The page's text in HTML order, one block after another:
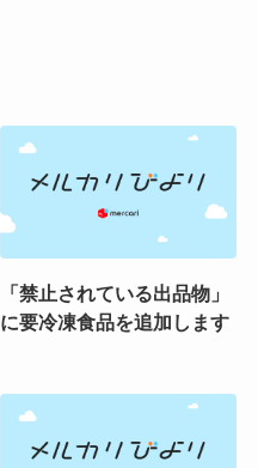
「禁止されている出品物」
に要冷凍食品を追加します